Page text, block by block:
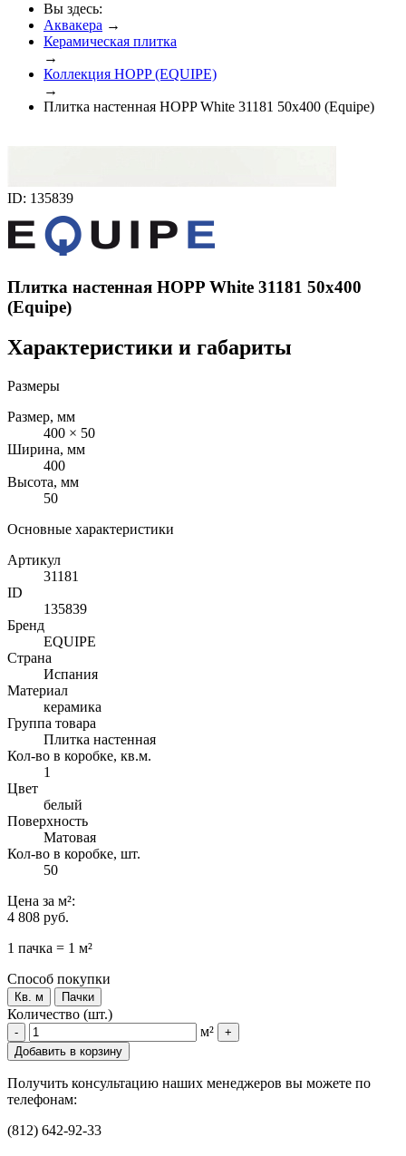
Вы здесь:
Аквакера →
Керамическая плитка
→
Коллекция HOPP (EQUIPE)
→
Плитка настенная HOPP White 31181 50x400 (Equipe)
ID: 135839
Плитка настенная HOPP White 31181 50x400
(Equipe)
Характеристики и габариты
Размеры
Размер, мм
400 × 50
Ширина, мм
400
Высота, мм
50
Основные характеристики
Артикул
31181
ID
135839
Бренд
EQUIPE
Страна
Испания
Материал
керамика
Группа товара
Плитка настенная
Кол-во в коробке, кв.м.
1
Цвет
белый
Поверхность
Матовая
Кол-во в коробке, шт.
50
Цена за м²:
4 808 руб.
1 пачка = 1 м²
Способ покупки
Кв. м Пачки
Количество (шт.)
- м²
+
Добавить в корзину
Получить консультацию наших менеджеров вы можете по
телефонам:
(812) 642-92-33